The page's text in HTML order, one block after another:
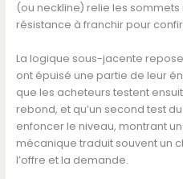
(ou neckline) relie les
résistance à franchir pour
La logique sous-jacente
ont épuisé une partie de leur
que les acheteurs testent
rebond, et qu’un second test du
enfoncer le niveau, montrant
mécanique traduit souvent un
l’offre et la demande.